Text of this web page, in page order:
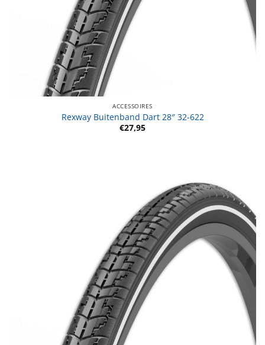
ACCESSOIRES
Rexway Buitenband Dart 28″ 32-622
€27,95